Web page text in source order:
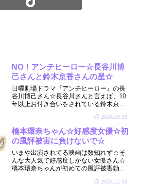
NO！アンチヒーロー☆長谷川博
己さんと鈴木京香さんの星☆
日曜劇場ドラマ『アンチヒーロー』の長
谷川博己さん☆長谷川さんと言えば、10
年以上お付き合いをされている鈴木京香
いるお二人の星が気になりちょこっと拝
見しました☆🔮
2024.06.09
橋本環奈ちゃん☆好感度女優☆初
の風評被害に負けないで☆
いまや出演されてる映画は数知れず☆そ
んな大人気で好感度しかない女優さん☆
橋本環奈ちゃんが初めての風評被害勃発
2024.11.03